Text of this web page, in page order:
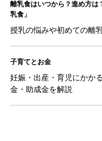
離乳食はいつから？進め方は
乳食」
授乳の悩みや初めての離
子育てとお金
妊娠・出産・育児にかか
金・助成金を解説